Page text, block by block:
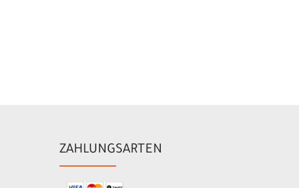
ZAHLUNGSARTEN